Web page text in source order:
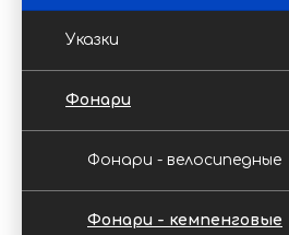
Указки
Фонари
Фонари - велосипедные
Фонари - кемпенговые